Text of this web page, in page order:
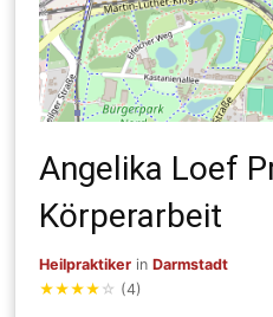
Angelika Loef
Körperarbeit
Heilpraktiker inDarmstadt
★★★★ ☆ (4)